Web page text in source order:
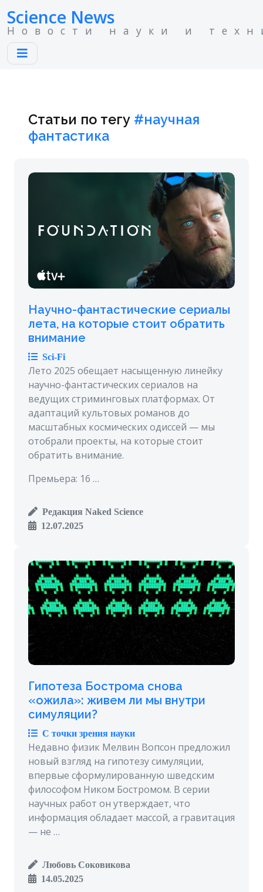
Science News
Новости науки и
Статьи по тегу #научная
фантастика
Научно-фантастические сериалы
лета, на которые стоит обратить
внимание
Sci-Fi
Лето 2025 обещает насыщенную линейку
научно-фантастических сериалов на
ведущих стриминговых платформах. От
адаптаций культовых романов до
масштабных космических одиссей — мы
отобрали проекты, на которые стоит
обратить внимание.
Премьера: 16 …
Редакция Naked Science
12.07.2025
Гипотеза Бострома снова
«ожила»: живем ли мы внутри
симуляции?
С точки зрения науки
Недавно физик Мелвин Вопсон предложил
новый взгляд на гипотезу симуляции,
впервые сформулированную шведским
философом Ником Бостромом. В серии
научных работ он утверждает, что
информация обладает массой, а гравитация
— не …
Любовь Соковикова
14.05.2025